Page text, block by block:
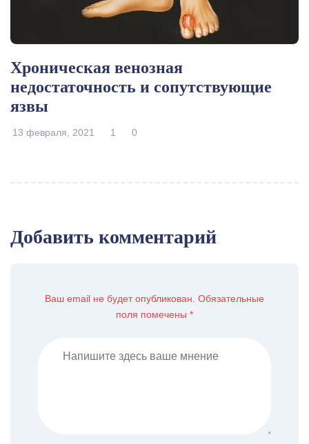
Хроническая венозная
недостаточность и сопутствующие
язвы
13 февраля, 2021 1 0
Добавить комментарий
Ваш email не будет опубликован. Обязательные
поля помечены *